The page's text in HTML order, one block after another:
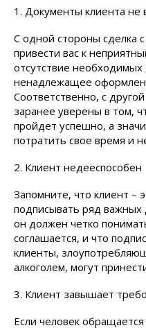
1. Документы клиента не
С одной стороны сделка
привести вас к
отсутствие
ненадлежащее
Соответственно, с
заранее уверены в том,
пройдет успешно, а
потратить свое время и
2. Клиент недееспособен
Запомните, что клиент –
подписывать ряд важных
он должен четко
соглашается, и что
клиенты,
алкоголем, могут
3. Клиент завышает
Если человек